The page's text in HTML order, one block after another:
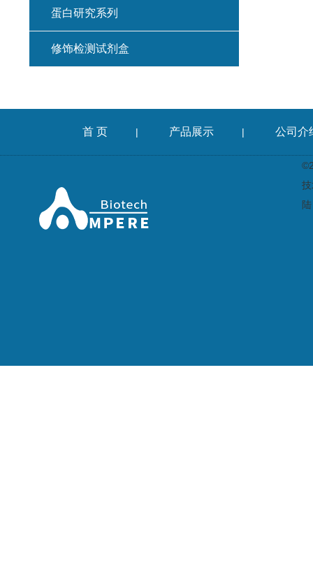
蛋白研究系列
修饰检测试剂盒
首 页 | 产品展示 | 公司介
陆